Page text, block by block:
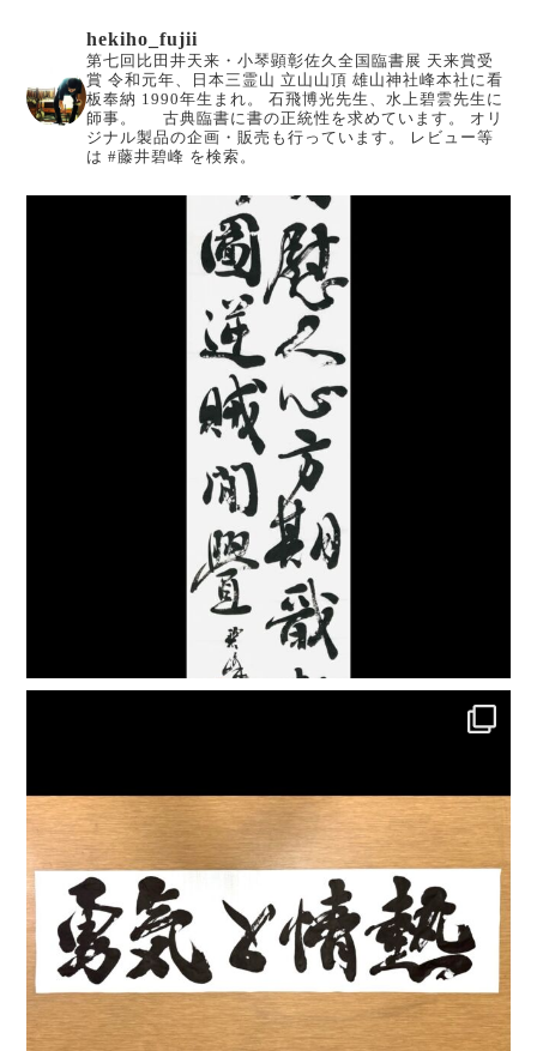
hekiho_fujii
第七回比田井天来・小琴顕彰佐久全国臨書展 天来賞受
賞 令和元年、日本三霊山 立山山頂 雄山神社峰本社に看
板奉納 1990年生まれ。
石飛博光先生、水上碧雲先生に
師事。
古典臨書に書の正統性を求めています。
オリ
ジナル製品の企画・販売も行っています。
レビュー等
は #藤井碧峰 を検索。